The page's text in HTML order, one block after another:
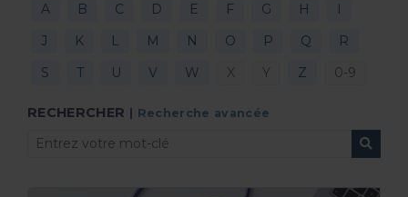
A
B C D E F G H
I
J
K L M N O P Q
R
S
T U V W X Y Z 0-9
RECHERCHER Recherche avancée